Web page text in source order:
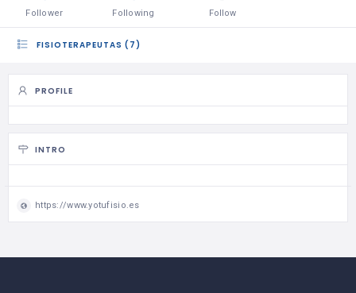
Follower
Following
Follow
FISIOTERAPEUTAS (7)
PROFILE
INTRO
https://www.yotufisio.es